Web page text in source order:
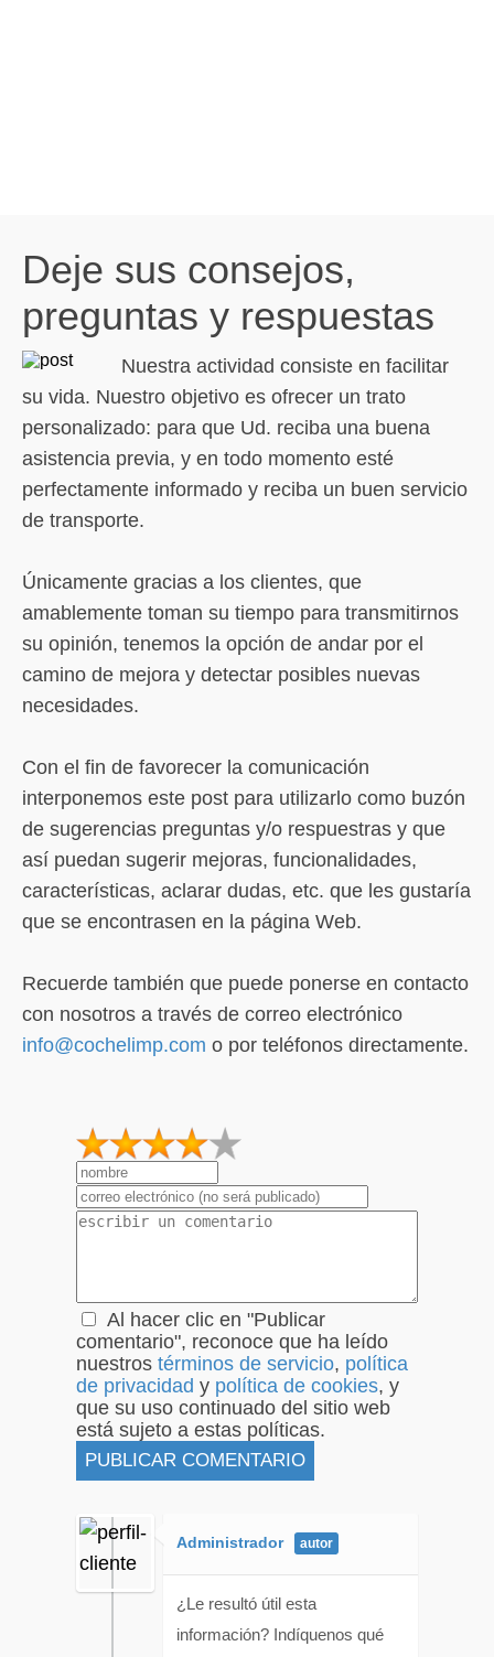
Deje sus consejos,
preguntas y respuestas
Nuestra actividad consiste en facilitar
su vida. Nuestro objetivo es ofrecer un trato
personalizado: para que Ud. reciba una buena
asistencia previa, y en todo momento esté
perfectamente informado y reciba un buen servicio
de transporte.
Únicamente gracias a los clientes, que
amablemente toman su tiempo para transmitirnos
su opinión, tenemos la opción de andar por el
camino de mejora y detectar posibles nuevas
necesidades.
Con el fin de favorecer la comunicación
interponemos este post para utilizarlo como buzón
de sugerencias preguntas y/o respuestras y que
así puedan sugerir mejoras, funcionalidades,
características, aclarar dudas, etc. que les gustaría
que se encontrasen en la página Web.
Recuerde también que puede ponerse en contacto
con nosotros a través de correo electrónico
info@cochelimp.com o por teléfonos directamente.
2
1
Al hacer clic en "Publicar
comentario", reconoce que ha leído
nuestros términos de servicio, política
de privacidad y política de cookies, y
que su uso continuado del sitio web
está sujeto a estas políticas.
Administrador
¿Le resultó útil esta
información? Indíquenos qué